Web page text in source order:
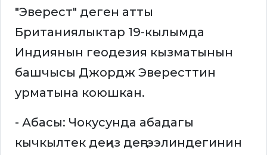
"Эверест" деген атты
Британиялыктар 19-кылымда
Индиянын геодезия кызматынын
башчысы Джордж Эвересттин
урматына коюшкан.
- Абасы: Чокусунда абадагы
кычкылтек деңиз деңгээлиндегинин